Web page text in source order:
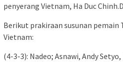
penyerang Vietnam, Ha Duc
Berikut prakiraan susunan pemain
Vietnam:
(4-3-3): Nadeo; Asnawi, Andy